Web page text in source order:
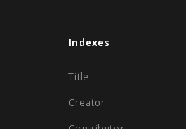
Indexes
Title
Creator